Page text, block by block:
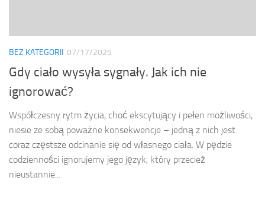
BEZ KATEGORII 07/17/2025
Gdy ciało wysyła sygnały. Jak ich nie
ignorować?
Współczesny rytm życia, choć ekscytujący i pełen możliwości,
niesie ze sobą poważne konsekwencje – jedną z nich jest
coraz częstsze odcinanie się od własnego ciała. W pędzie
codzienności ignorujemy jego język, który przecież
nieustannie...